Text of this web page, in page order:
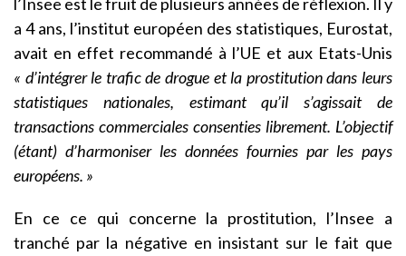
a 4 ans, l’institut européen des statistiques, Eurostat,
avait en effet recommandé à l’UE et aux Etats-Unis
« d’intégrer le trafic de drogue et la prostitution dans leurs
statistiques nationales, estimant qu’il s’agissait de
transactions commerciales consenties librement. L’objectif
(étant) d’harmoniser les données fournies par les pays
européens. »
En ce ce qui concerne la prostitution, l’Insee a
tranché par la négative en insistant sur le fait que